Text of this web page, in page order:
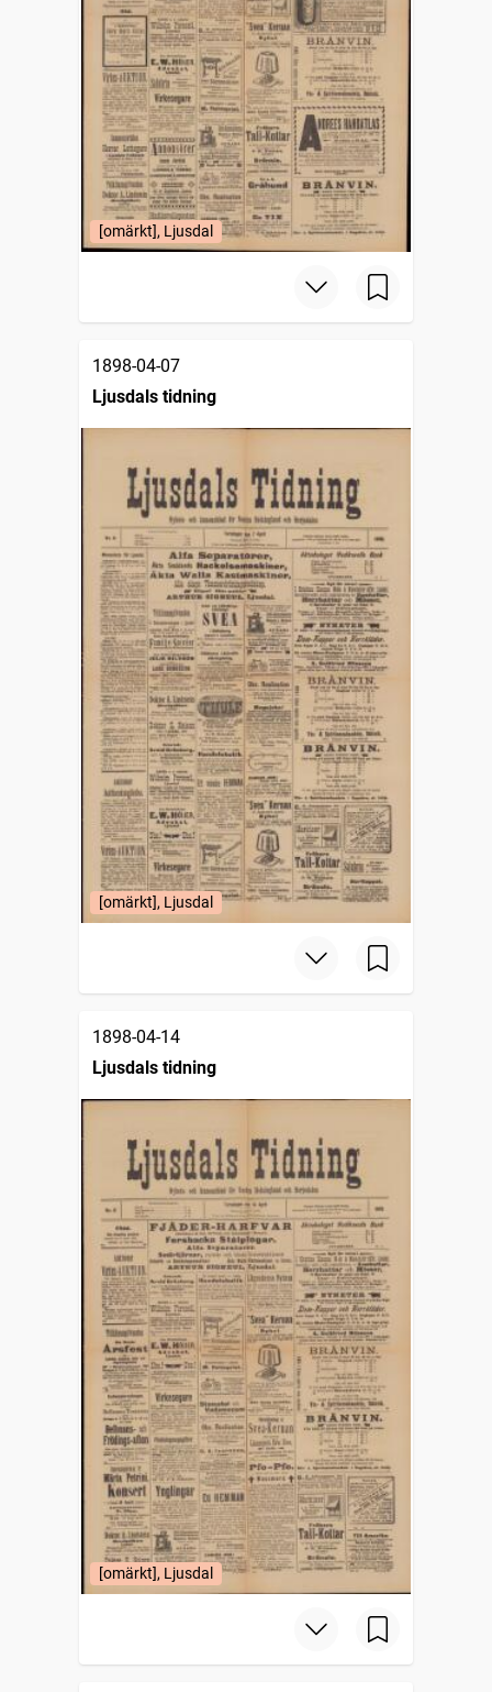
[omärkt], Ljusdal
1898-04-07
Ljusdals tidning
[omärkt], Ljusdal
1898-04-14
Ljusdals tidning
[omärkt], Ljusdal